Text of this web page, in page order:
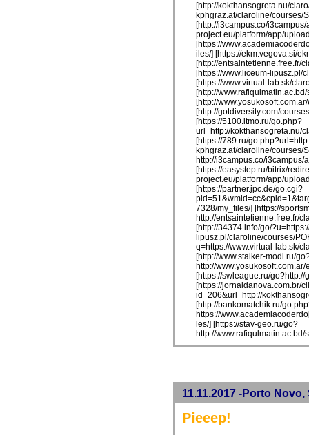
[http://kokthansogreta.nu/
kphgraz.at/claroline/courses/
[http://i3campus.co/
project.eu/platform/app/
[https://
iles/] [https://ekm.vegova.si/
[http://entsaintetienne.free.fr/
[https://www.liceum-lipusz.pl/
[https://www.virtual-lab.sk/
[http://
[http://
[http://gotdiversity.com/
[https://5100.itmo.ru/go.php?
url=http://kokthansogreta.nu/
[https://789.ru/
kphgraz.at/claroline/courses/
http://i3campus.co/
[https://easystep.ru/bitrix/
project.eu/platform/app/
[https://partner.jpc.de/go.cgi?
7328/my_files/] [https://
http://entsaintetienne.free.fr/
[http://34374.info/go/
lipusz.pl/claroline/courses/
q=https://www.virtual-lab.sk/
[http://www.stalker-modi.ru/
http://
[https://swleague.ru/
[https://jornaldanova.com.br/
id=206&url=http://
[http://bankomatchik.ru/
https://
les/] [https://stav-geo.ru/go?
http://
11.11.2017 -Porto
Pieeep!